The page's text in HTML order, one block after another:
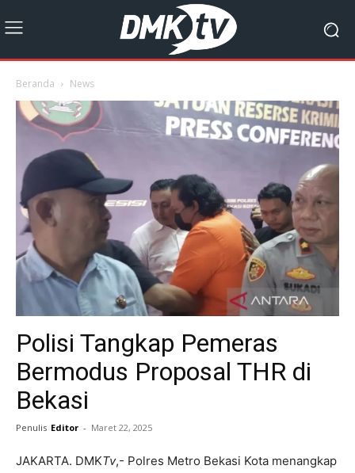
Beranda News
Polisi Tangkap Pemeras
Bermodus Proposal THR di
Bekasi
Penulis Editor - Maret 22, 2025
JAKARTA. DMKTv,- Polres Metro Bekasi Kota menangkap